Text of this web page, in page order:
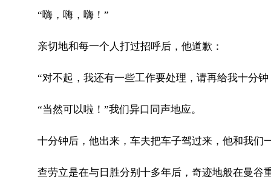
“嗨，嗨，嗨！”
亲切地和每一个人打过招呼后，他道歉：
“对不起，我还有一些工作要处理，请再给我十分钟
“当然可以啦！”我们异口同声地应。
十分钟后，他出来，车夫把车子驾过来，他和我们
查劳立是在与日胜分别十多年后，奇迹地般在曼谷